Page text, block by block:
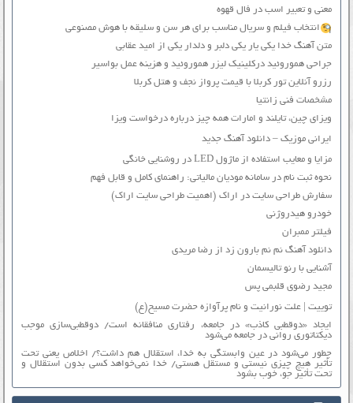
معنی و تعبیر اسب در فال قهوه
انتخاب فیلم و سریال مناسب برای هر سن و سلیقه با هوش مصنوعی
متن آهنگ خدا یکی یار یکی دلبر و دلدار یکی از امید عقابی
جراحی هموروئید درکلینیک لیزر هموروئید و هزینه عمل بواسیر
رزرو آنلاین تور کربلا با قیمت پرواز نجف و هتل کربلا
مشخصات فنی زانتیا
ویزای چین، تایلند و امارات همه چیز درباره درخواست ویزا
ایرانی موزیک – دانلود آهنگ جدید
مزایا و معایب استفاده از ماژول LED در روشنایی خانگی
نحوه ثبت نام در سامانه مودیان مالیاتی: راهنمای کامل و قابل فهم
سفارش طراحی سایت در اراک (اهمیت طراحی سایت اراک)
خودرو هیدروژنی
فیلتر ممبران
دانلود آهنگ نم نم بارون زد از رضا مریدی
آشنایی با رنو تالیسمان
مجید رضوی قلبمی پس
توییت | علت نورانیت و نام پرآوازه حضرت مسیح(ع)
ایجاد «دوقطبی کاذب» در جامعه، رفتاری منافقانه است/ دوقطبی‌سازی موجب
دیکتاتوری روانی در جامعه می‌شود
چطور می‌شود در عین وابستگی به خدا، استقلال هم داشت؟/ اخلاص یعنی تحت
تأثیر هیچ چیزی نیستی و مستقل هستی/ خدا نمی‌خواهد کسی بدون استقلال و
تحت تأثیر جوّ، خوب بشود